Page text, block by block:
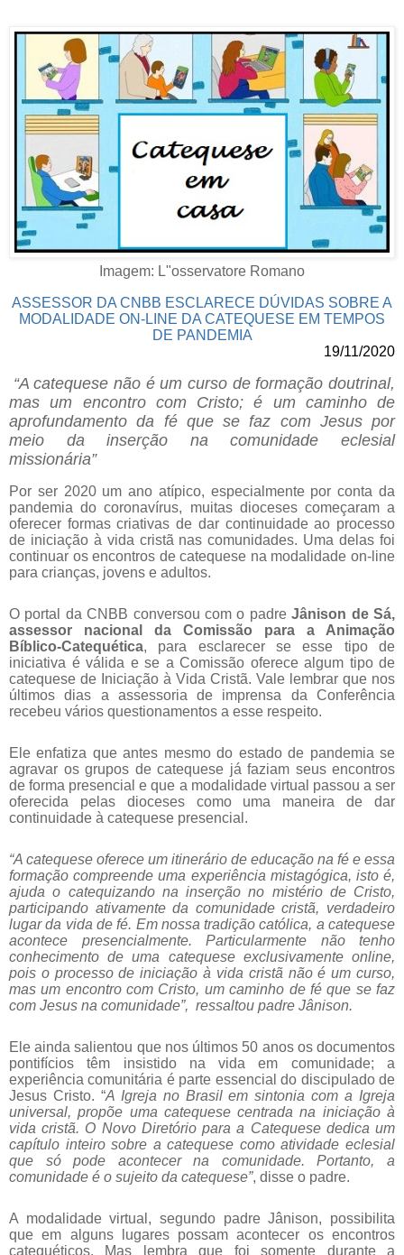
Imagem: L"osservatore Romano
ASSESSOR DA CNBB ESCLARECE DÚVIDAS SOBRE A
MODALIDADE ON-LINE DA CATEQUESE EM TEMPOS
DE PANDEMIA
19/11/2020
“A catequese não é um curso de formação doutrinal,
mas um encontro com Cristo; é um caminho de
aprofundamento da fé que se faz com Jesus por
meio da inserção na comunidade eclesial
missionária”
Por ser 2020 um ano atípico, especialmente por conta da
pandemia do coronavírus, muitas dioceses começaram a
oferecer formas criativas de dar continuidade ao processo
de iniciação à vida cristã nas comunidades. Uma delas foi
continuar os encontros de catequese na modalidade on-line
para crianças, jovens e adultos.
O portal da CNBB conversou com o padreJânison de Sá,
assessor nacional da Comissão para a Animação
Bíblico-Catequética, para esclarecer se esse tipo de
iniciativa é válida e se a Comissão oferece algum tipo de
catequese de Iniciação à Vida Cristã. Vale lembrar que nos
últimos dias a assessoria de imprensa da Conferência
recebeu vários questionamentos a esse respeito.
Ele enfatiza que antes mesmo do estado de pandemia se
agravar os grupos de catequese já faziam seus encontros
de forma presencial e que a modalidade virtual passou a ser
oferecida pelas dioceses como uma maneira de dar
continuidade à catequese presencial.
“A catequese oferece um itinerário de educação na fé e essa
formação compreende uma experiência mistagógica, isto é,
ajuda o catequizando na inserção no mistério de Cristo,
participando ativamente da comunidade cristã, verdadeiro
lugar da vida de fé. Em nossa tradição católica, a catequese
acontece presencialmente. Particularmente não tenho
conhecimento de uma catequese exclusivamente online,
pois o processo de iniciação à vida cristã não é um curso,
mas um encontro com Cristo, um caminho de fé que se faz
com Jesus na comunidade”, ressaltou padre Jânison.
Ele ainda salientou que nos últimos 50 anos os documentos
pontifícios têm insistido na vida em comunidade; a
experiência comunitária é parte essencial do discipulado de
Jesus Cristo. “A Igreja no Brasil em sintonia com a Igreja
universal, propõe uma catequese centrada na iniciação à
vida cristã. O Novo Diretório para a Catequese dedica um
capítulo inteiro sobre a catequese como atividade eclesial
que só pode acontecer na comunidade. Portanto, a
comunidade é o sujeito da catequese”, disse o padre.
A modalidade virtual, segundo padre Jânison, possibilita
que em alguns lugares possam acontecer os encontros
catequéticos. Mas lembra que foi somente durante a